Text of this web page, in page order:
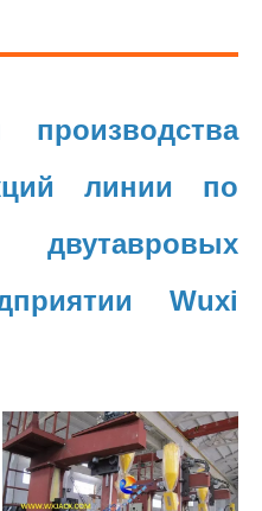
линии по
двутавровых
Wuxi